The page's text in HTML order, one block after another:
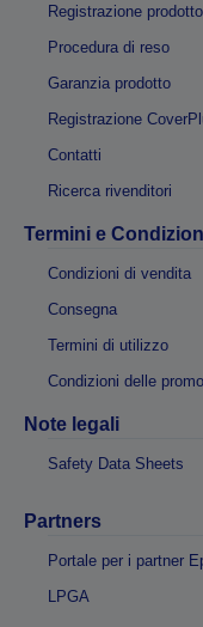
Registrazione prodotto
Procedura di reso
Garanzia prodotto
Registrazione
Contatti
Ricerca rivenditori
Termini e
Condizioni di vendita
Consegna
Termini di utilizzo
Condizioni delle
Note legali
Safety Data Sheets
Partners
Portale per i partner
LPGA